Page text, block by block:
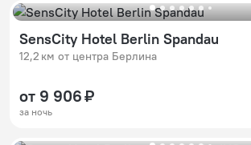
SensCity Hotel Berlin Spandau
12,2 км от центра Берлина
от 9 906 ₽
за ночь